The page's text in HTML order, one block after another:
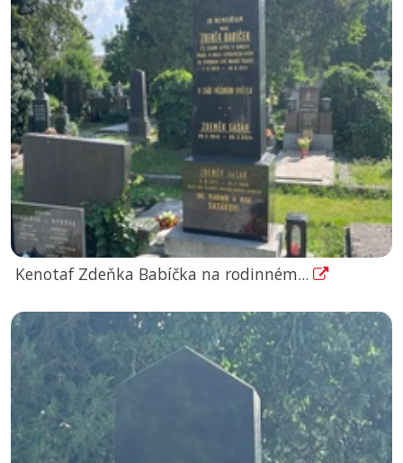
Kenotaf Zdeňka Babíčka na rodinném...